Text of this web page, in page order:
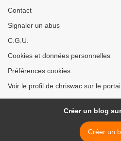
Contact
Signaler un abus
C.G.U.
Cookies et données personnelles
Préférences cookies
Voir le profil de chriswac sur le
Créer un blog
Créer un